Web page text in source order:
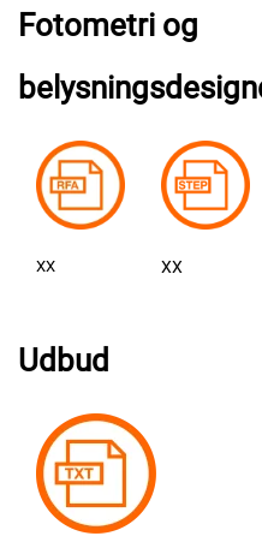
Fotometri og
XX XX
Udbud